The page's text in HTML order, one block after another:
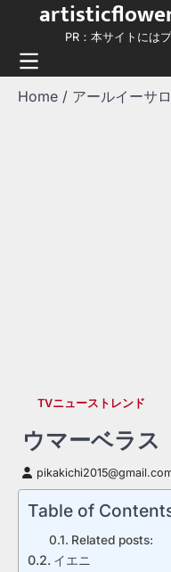
content
PR：本サイトには
Home アールイーサ
TVニューストレンド
ウマーベラス
Table of
Related posts:
イエニ